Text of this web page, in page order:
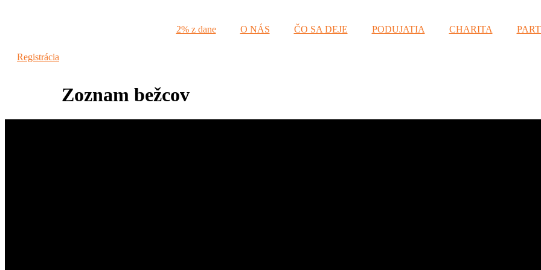
2% z dane O NÁS ČO SA DEJE PODUJATIA CHARITA
Registrácia
Zoznam bežcov